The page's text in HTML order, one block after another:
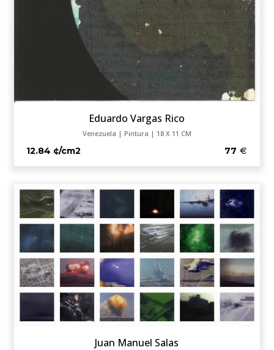
Eduardo Vargas Rico
Venezuela | Pintura | 18 X 11 CM
12.84 ¢/cm2 77
Juan Manuel Salas